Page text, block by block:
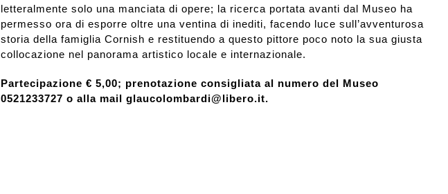
letteralmente solo una manciata di opere; la ricerca portata avanti dal Museo ha
permesso ora di esporre oltre una ventina di inediti, facendo luce sull’avventurosa
storia della famiglia Cornish e restituendo a questo pittore poco noto la sua giusta
collocazione nel panorama artistico locale e internazionale.
Partecipazione € 5,00; prenotazione consigliata al numero del Museo
0521233727 o alla mail glaucolombardi@libero.it.